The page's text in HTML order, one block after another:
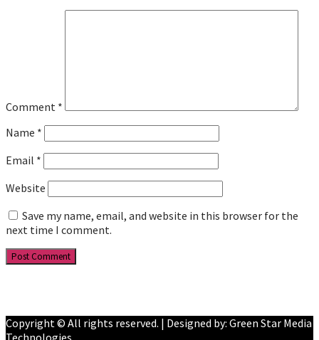
Comment *
Name *
Email *
Website
Save my name, email, and website in this browser for the
next time I comment.
Copyright © All rights reserved. | Designed by: Green Star Media